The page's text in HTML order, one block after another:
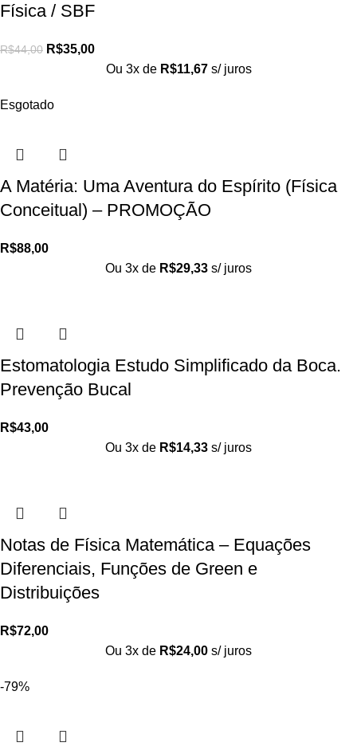
Física / SBF
R$44,00 R$35,00
Ou 3x de R$11,67 s/ juros
Esgotado
A Matéria: Uma Aventura do Espírito (Física
Conceitual) – PROMOÇÃO
R$88,00
Ou 3x de R$29,33 s/ juros
Estomatologia Estudo Simplificado da Boca.
Prevenção Bucal
R$43,00
Ou 3x de R$14,33 s/ juros
Notas de Física Matemática – Equações
Diferenciais, Funções de Green e
Distribuições
R$72,00
Ou 3x de R$24,00 s/ juros
-79%